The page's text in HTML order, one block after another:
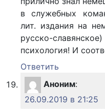
в служебных
лит. издания на
русско-
психология! И
Ответить
Аноним:
26.09.2019 в 21:25